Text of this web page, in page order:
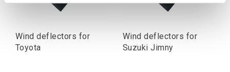
Wind deflectors for
Toyota
Wind deflectors for
Suzuki Jimny